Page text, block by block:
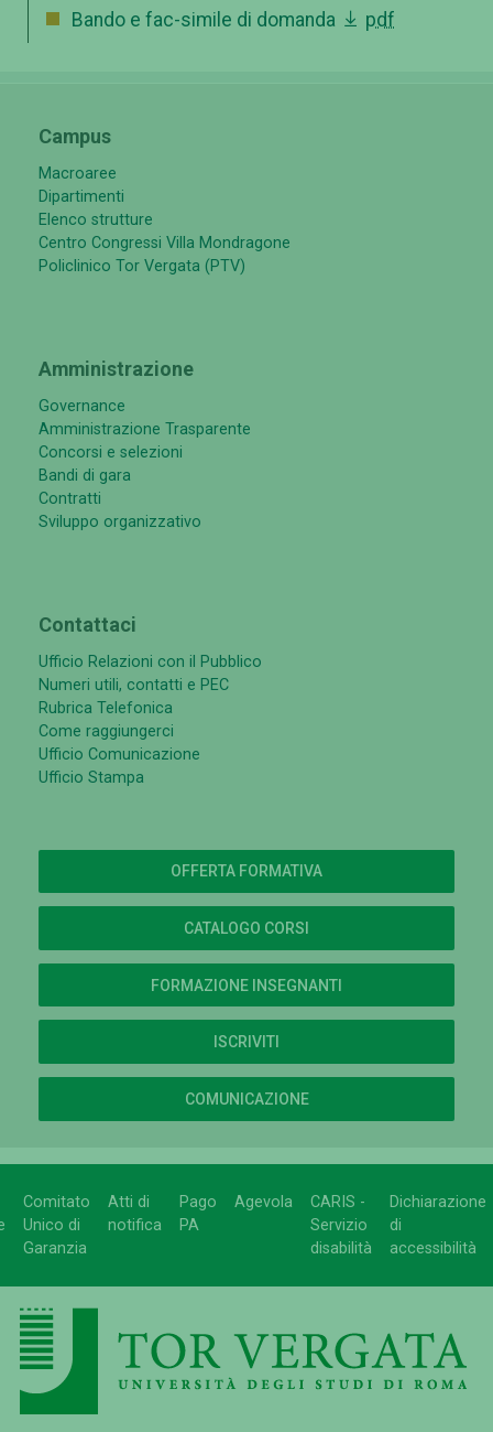
Bando e fac-simile di domanda pdf
Campus
Macroaree
Dipartimenti
Elenco strutture
Centro Congressi Villa Mondragone
Policlinico Tor Vergata (PTV)
Amministrazione
Governance
Amministrazione Trasparente
Concorsi e selezioni
Bandi di gara
Contratti
Sviluppo organizzativo
Contattaci
Ufficio Relazioni con il Pubblico
Numeri utili, contatti e PEC
Rubrica Telefonica
Come raggiungerci
Ufficio Comunicazione
Ufficio Stampa
OFFERTA FORMATIVA
CATALOGO CORSI
FORMAZIONE INSEGNANTI
ISCRIVITI
COMUNICAZIONE
Comitato
Unico di
Garanzia
Atti di
notifica
Pago
PA
Agevola
CARIS -
Servizio
disabilità
Dichiarazione
di
accessibilità